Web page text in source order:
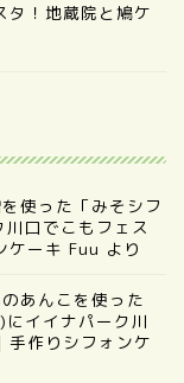
タ！地蔵院と鳩ケ
使った「みそシフ
口でこもフェス
ケーキ Fuu より
あんこを使った
イイナパーク川
手作りシフォンケ